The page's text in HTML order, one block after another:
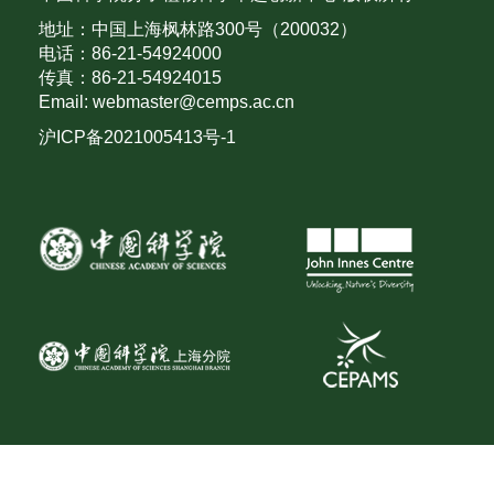
地址：中国上海枫林路300号（200032）
电话：86-21-54924000
传真：86-21-54924015
Email: webmaster@cemps.ac.cn
沪ICP备2021005413号-1